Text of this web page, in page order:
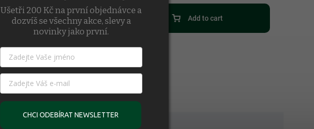
Add to cart
Ušetři 200 Kč na první objednávce a
dozvíš se všechny akce, slevy a
novinky jako první.
CHCI ODEBÍRAT NEWSLETTER